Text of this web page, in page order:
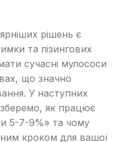
рішень є
та лізингових
сучасні мулососи
що значно
У наступних
як працює
5-7-9%» та чому
кроком для вашої